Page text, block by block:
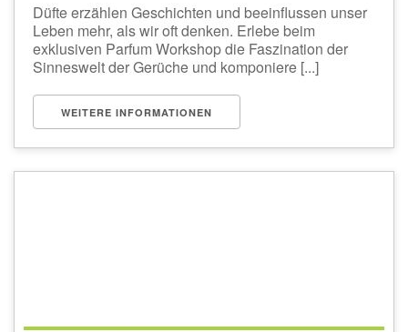
Düfte erzählen Geschichten und beeinflussen unser
Leben mehr, als wir oft denken. Erlebe beim
exklusiven Parfum Workshop die Faszination der
Sinneswelt der Gerüche und komponiere [...]
WEITERE INFORMATIONEN